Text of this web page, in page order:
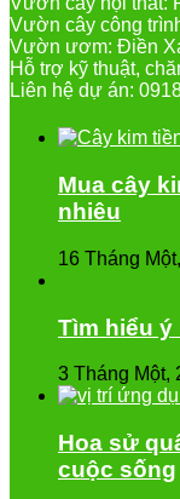
Vườn cây công
Vườn ươm: Điền
Hỗ trợ kỹ thuật,
Liên hệ dự án:
Mua cây
nhiêu
16 Tháng
Tìm hiểu ý
3 Tháng Một,
Hoa sử
cuộc sống